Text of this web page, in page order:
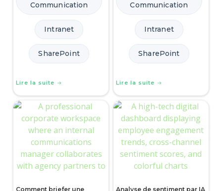
Communication
Intranet
SharePoint
Lire la suite
Communication
Intranet
SharePoint
Lire la suite
Comment briefer une
Analyse de sentiment par IA